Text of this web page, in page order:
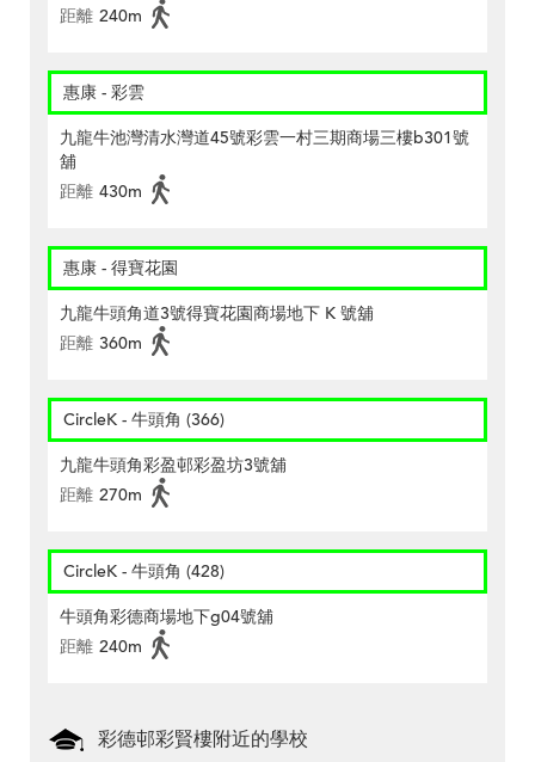
距離 240m
惠康 - 彩雲
九龍牛池灣清水灣道45號彩雲一村三期商場三樓b301號
舖
距離 430m
惠康 - 得寶花園
九龍牛頭角道3號得寶花園商場地下 K 號舖
距離 360m
CircleK - 牛頭角 (366)
九龍牛頭角彩盈邨彩盈坊3號舖
距離 270m
CircleK - 牛頭角 (428)
牛頭角彩德商場地下g04號舖
距離 240m
彩德邨彩賢樓附近的學校